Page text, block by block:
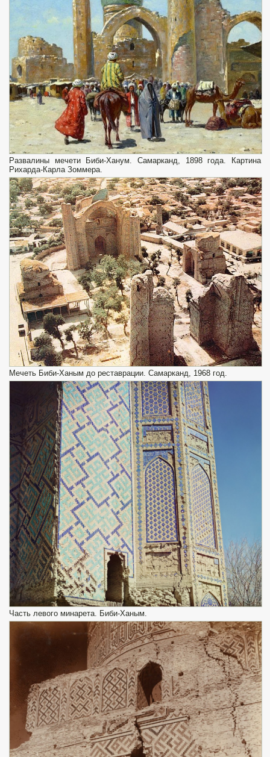
Развалины мечети Биби-Ханум. Самарканд, 1898 года. Картина
Рихарда-Карла Зоммера.
Мечеть Биби-Ханым до реставрации. Самарканд, 1968 год.
Часть левого минарета. Биби-Ханым.